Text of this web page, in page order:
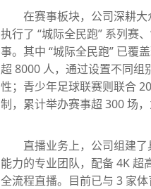
在赛事板块，公司深耕
执行了 “城际全民跑” 系列赛
事。其中 “城际全民跑” 已覆
超 8000 人，通过设置不同组
性；青少年足球联赛则联合
制，累计举办赛事超 300 场
直播业务上，公司组建
能力的专业团队，配备 4K 超
全流程直播。目前已与 3 家